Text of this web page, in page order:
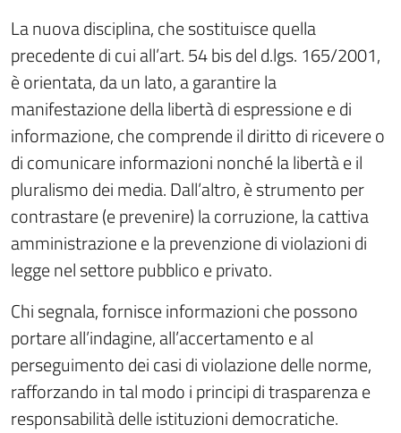
La nuova disciplina, che sostituisce quella
precedente di cui all’art. 54 bis del d.lgs. 165/2001,
è orientata, da un lato, a garantire la
manifestazione della libertà di espressione e di
informazione, che comprende il diritto di ricevere o
di comunicare informazioni nonché la libertà e il
pluralismo dei media. Dall’altro, è strumento per
contrastare (e prevenire) la corruzione, la cattiva
amministrazione e la prevenzione di violazioni di
legge nel settore pubblico e privato.
Chi segnala, fornisce informazioni che possono
portare all’indagine, all’accertamento e al
perseguimento dei casi di violazione delle norme,
rafforzando in tal modo i principi di trasparenza e
responsabilità delle istituzioni democratiche.